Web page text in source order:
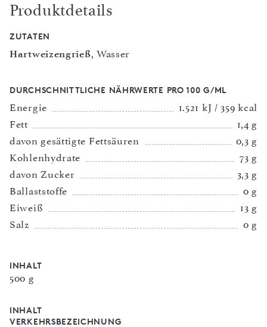
Produktdetails
ZUTATEN
Hartweizengrieß, Wasser
DURCHSCHNITTLICHE NÄHRWERTE PRO 100 G/ML
Energie
1.521 kJ / 359 kcal
Fett
1,4 g
davon gesättigte Fettsäuren
0,3 g
Kohlenhydrate
73 g
davon Zucker
3,3 g
Ballaststoffe
0 g
Eiweiß
13 g
Salz
0 g
INHALT
500 g
INHALT
VERKEHRSBEZEICHNUNG